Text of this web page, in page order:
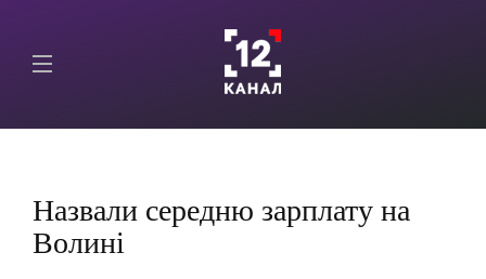
Назвали середню зарплату на
Волині